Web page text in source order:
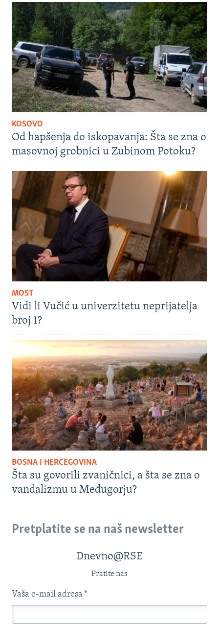
KOSOVO
Od hapšenja do iskopavanja: Šta se zna o
masovnoj grobnici u Zubinom Potoku?
MOST
Vidi li Vučić u univerzitetu neprijatelja
broj 1?
BOSNA I HERCEGOVINA
Šta su govorili zvaničnici, a šta se zna o
vandalizmu u Međugorju?
Pretplatite se na naš newsletter
Dnevno@RSE
Pratite nas
Vaša e-mail adresa *